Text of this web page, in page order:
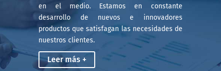
en el medio. Estamos en constante
desarrollo de nuevos e innovadores
productos que satisfagan las necesidades de
nuestros clientes.
Leer más +